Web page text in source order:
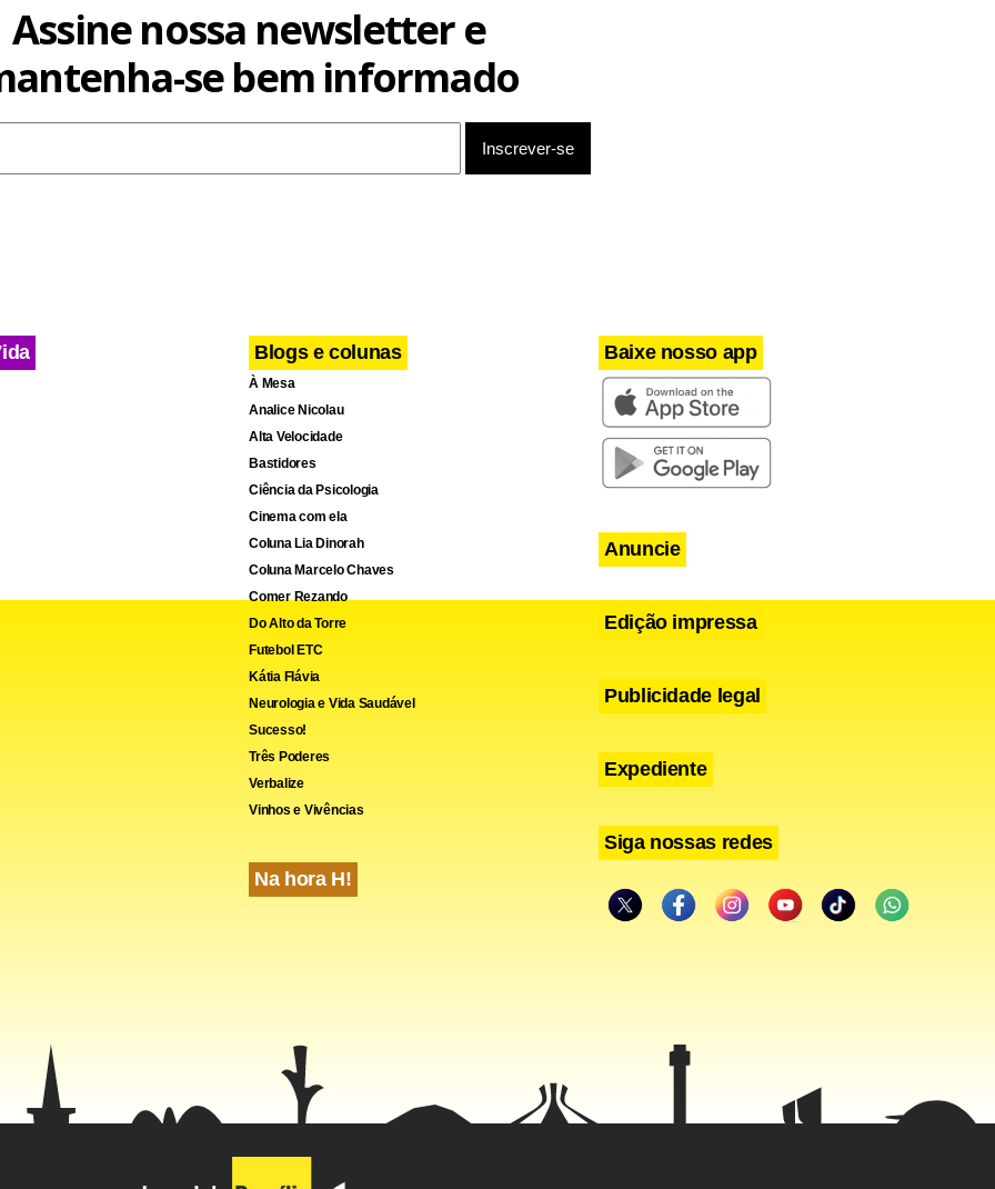
Assine nossa newsletter e
se bem informado
Blogs e colunas
À Mesa
Analice Nicolau
Alta Velocidade
Bastidores
Ciência da Psicologia
Cinema com ela
Coluna Lia Dinorah
Coluna Marcelo Chaves
Comer Rezando
Do Alto da Torre
Futebol ETC
Kátia Flávia
Neurologia e Vida Saudável
Sucesso!
Três Poderes
Verbalize
Vinhos e Vivências
Na hora H!
Baixe nosso app
Anuncie
Edição impressa
Publicidade legal
Expediente
Siga nossas redes